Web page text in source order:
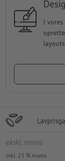
I
ekskl. moms
inkl. 25 % moms